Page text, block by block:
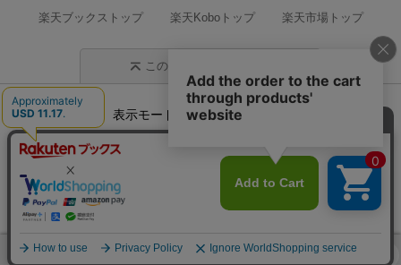
楽天ブックストップ 楽天Koboトップ 楽天市場トップ
このページの先頭に戻る
表示モード モバイル
企業情報 個人情報保護方針
特定商取引法に基づく表記